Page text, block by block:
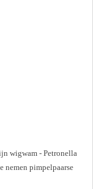
wigwam - Petronella
nemen pimpelpaarse